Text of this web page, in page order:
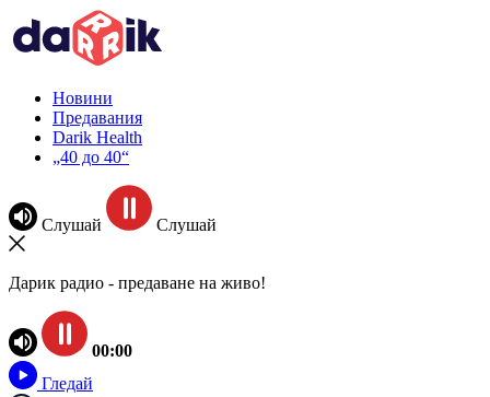
Новини
Предавания
Darik Health
„40 до 40“
Слушай Слушай
Дарик радио - предаване на живо!
00:00
Гледай